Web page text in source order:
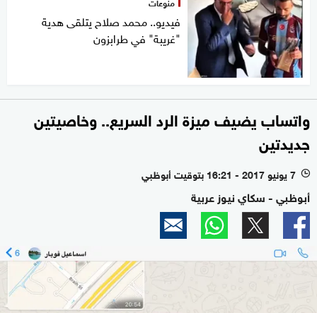
فيديو.. محمد صلاح يتلقى هدية
"غريبة" في طرابزون
واتساب يضيف ميزة الرد السريع.. وخاصيتين
جديدتين
l 7 يونيو 2017 - 16:21 بتوقيت أبوظبي
أبوظبي - سكاي نيوز عربية